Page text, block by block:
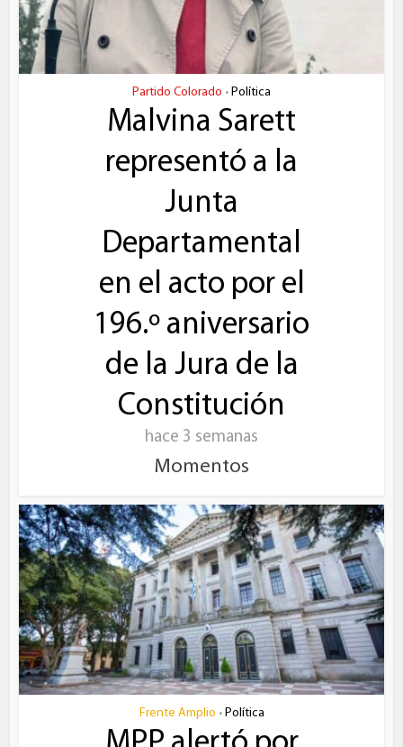
Partido Colorado • Política
Malvina Sarett
representó a la
Junta
Departamental
en el acto por el
196.º aniversario
de la Jura de la
Constitución
hace 3 semanas
Momentos
Frente Amplio • Política